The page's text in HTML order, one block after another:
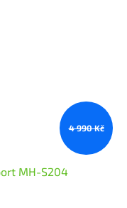
4 990 Kč
MH-S204